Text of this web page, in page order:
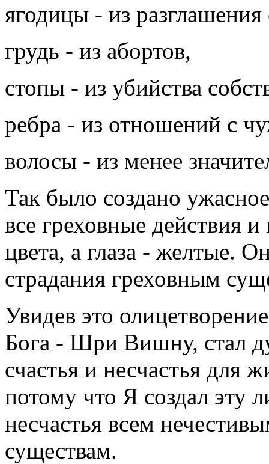
ягодицы - из
грудь - из абортов,
стопы - из убийства
ребра - из отношений с
волосы - из менее
Так было создано
все греховные действия
цвета, а глаза - желтые.
страдания греховным
Увидев это
Бога - Шри Вишну, стал
счастья и несчастья для
потому что Я создал эту
несчастья всем
существам.